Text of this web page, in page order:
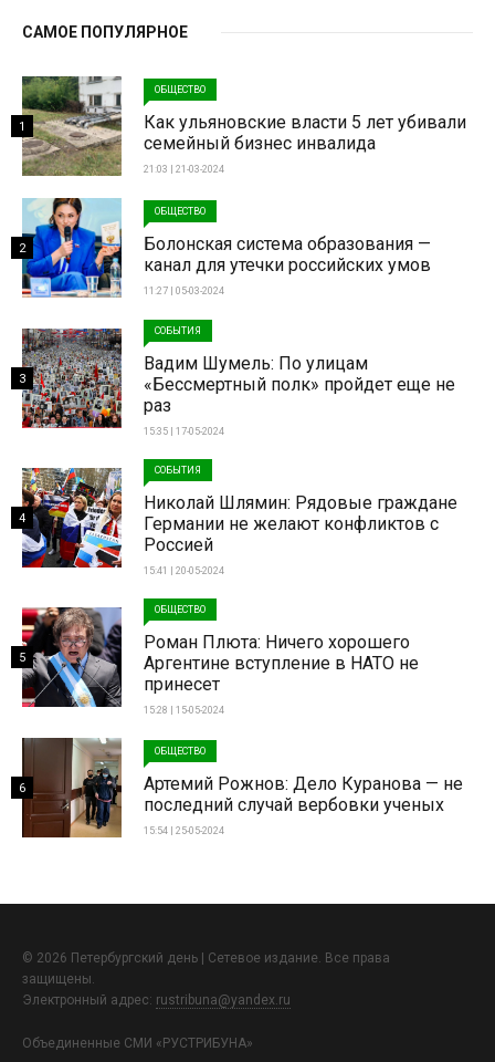
САМОЕ ПОПУЛЯРНОЕ
ОБЩЕСТВО
Как ульяновские власти 5 лет убивали
семейный бизнес инвалида
21:03 | 21-03-2024
1
ОБЩЕСТВО
Болонская система образования —
канал для утечки российских умов
11:27 | 05-03-2024
2
СОБЫТИЯ
Вадим Шумель: По улицам
«Бессмертный полк» пройдет еще не
раз
15:35 | 17-05-2024
3
СОБЫТИЯ
Николай Шлямин: Рядовые граждане
Германии не желают конфликтов с
Россией
15:41 | 20-05-2024
4
ОБЩЕСТВО
Роман Плюта: Ничего хорошего
Аргентине вступление в НАТО не
принесет
15:28 | 15-05-2024
5
ОБЩЕСТВО
Артемий Рожнов: Дело Куранова — не
последний случай вербовки ученых
15:54 | 25-05-2024
6
© 2026 Петербургский день | Сетевое издание. Все права
защищены.
Электронный адрес: rustribuna@yandex.ru
Объединенные СМИ «РУСТРИБУНА»